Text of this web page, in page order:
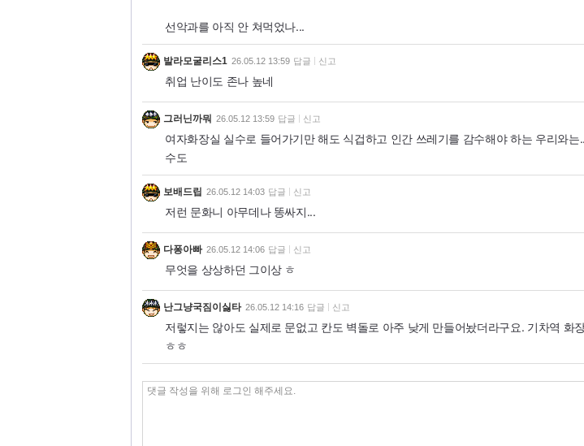
선악과를 아직 안 쳐먹었나...
발라모굴리스1 26.05.12 13:59 답글 신고
취업 난이도 존나 높네
그러닌까뭐 26.05.12 13:59 답글 신고
여자화장실 실수로 들어가기만 해도 식겁하고 인간 쓰레기를 감수해야 하는 우리와
수도
보배드립 26.05.12 14:03 답글 신고
저런 문화니 아무데나 똥싸지...
다퐁아빠 26.05.12 14:06 답글 신고
무엇을 상상하던 그이상 ㅎ
난그냥국짐이싫타 26.05.12 14:16 답글 신고
저렇지는 않아도 실제로 문없고 칸도 벽돌로 아주 낮게 만들어놨더라구요. 기차역 화
ㅎㅎ